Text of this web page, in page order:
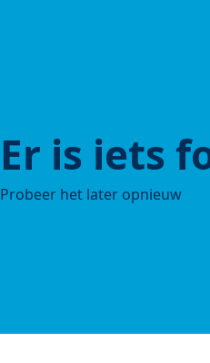
Er is iets
Probeer het later opnieuw